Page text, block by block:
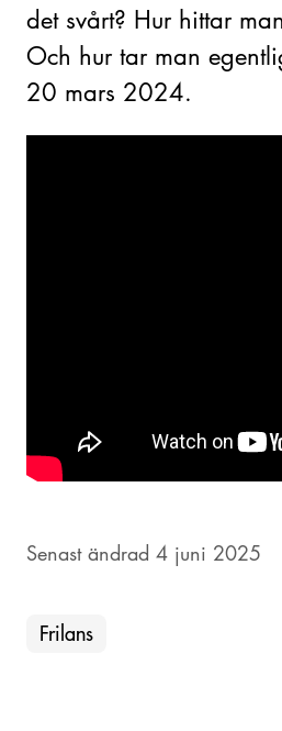
det svårt? Hur hittar
Och hur tar man
20 mars 2024.
Senast ändrad 4 juni 2025
Frilans